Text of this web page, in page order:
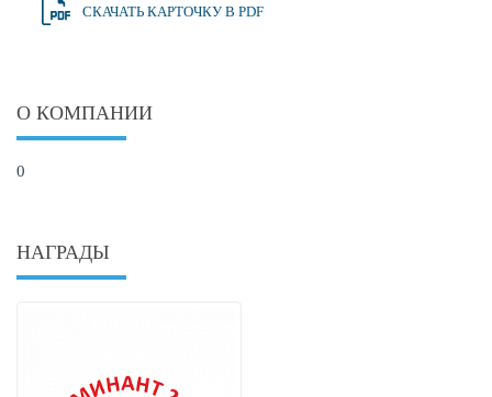
СКАЧАТЬ КАРТОЧКУ В PDF
О КОМПАНИИ
0
НАГРАДЫ